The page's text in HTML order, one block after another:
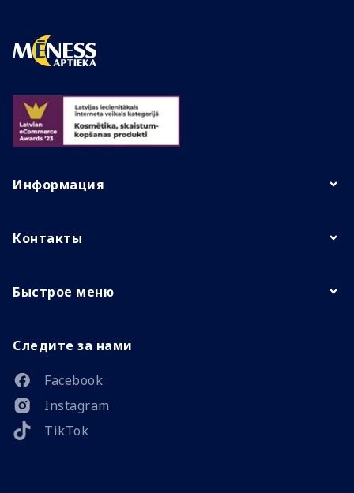
Информация
Контакты
Быстрое меню
Следите за нами
Facebook
Instagram
TikTok